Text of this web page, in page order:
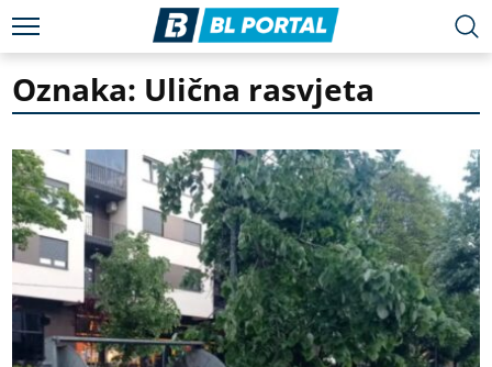
Oznaka: Ulična rasvjeta